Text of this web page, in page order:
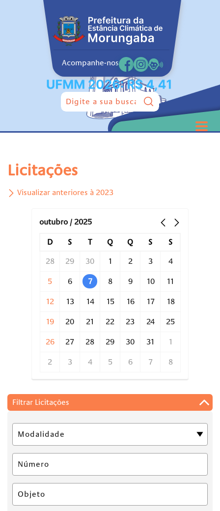
Acompanhe-nos
Pesquisar:
Licitações
Visualizar anteriores à 2023
outubro / 2025
D S T Q Q S S
28 29 30 1 2 3 4
5 6 7 8 9 10 11
12 13 14 15 16 17 18
19 20 21 22 23 24 25
26 27 28 29 30 31 1
2 3 4 5 6 7 8
Filtrar Licitações